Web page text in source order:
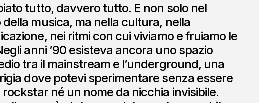
tutto, davvero tutto. E non solo nel
della musica, ma nella cultura, nella
nei ritmi con cui viviamo e fruiamo le
anni ’90 esisteva ancora uno spazio
tra il mainstream e l’underground, una
dove potevi sperimentare senza essere
rockstar né un nome da nicchia invisibile.